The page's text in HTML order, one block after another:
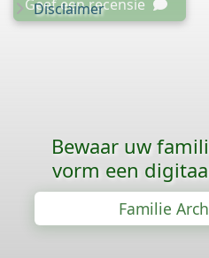
Geef een recensie
Disclaimer
Bewaar uw
vorm een
Familie